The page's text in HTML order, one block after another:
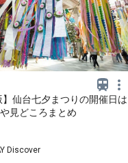
】仙台七夕まつりの開催日は
見どころまとめ
Discover